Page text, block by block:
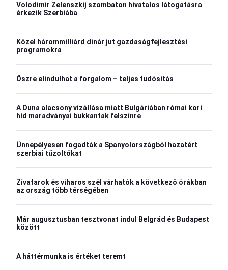
Volodimir Zelenszkij szombaton hivatalos látogatásra
érkezik Szerbiába
Közel hárommilliárd dinár jut gazdaságfejlesztési
programokra
Őszre elindulhat a forgalom – teljes tudósítás
A Duna alacsony vízállása miatt Bulgáriában római kori
híd maradványai bukkantak felszínre
Ünnepélyesen fogadták a Spanyolországból hazatért
szerbiai tűzoltókat
Zivatarok és viharos szél várhatók a következő órákban
az ország több térségében
Már augusztusban tesztvonat indul Belgrád és Budapest
között
A háttérmunka is értéket teremt